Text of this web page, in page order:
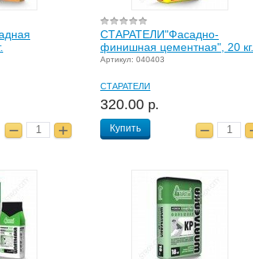
СТАРАТЕЛИ"Фасадно-
финишная цементная", 20 кг.
Артикул: 040403
СТАРАТЕЛИ
320.00 р.
Купить